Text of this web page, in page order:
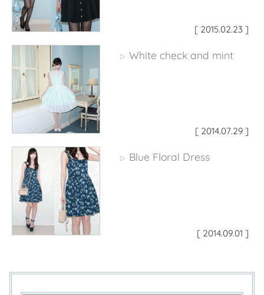
[ 2015.02.23 ]
▷ White check and mint
[ 2014.07.29 ]
▷ Blue Floral Dress
[ 2014.09.01 ]